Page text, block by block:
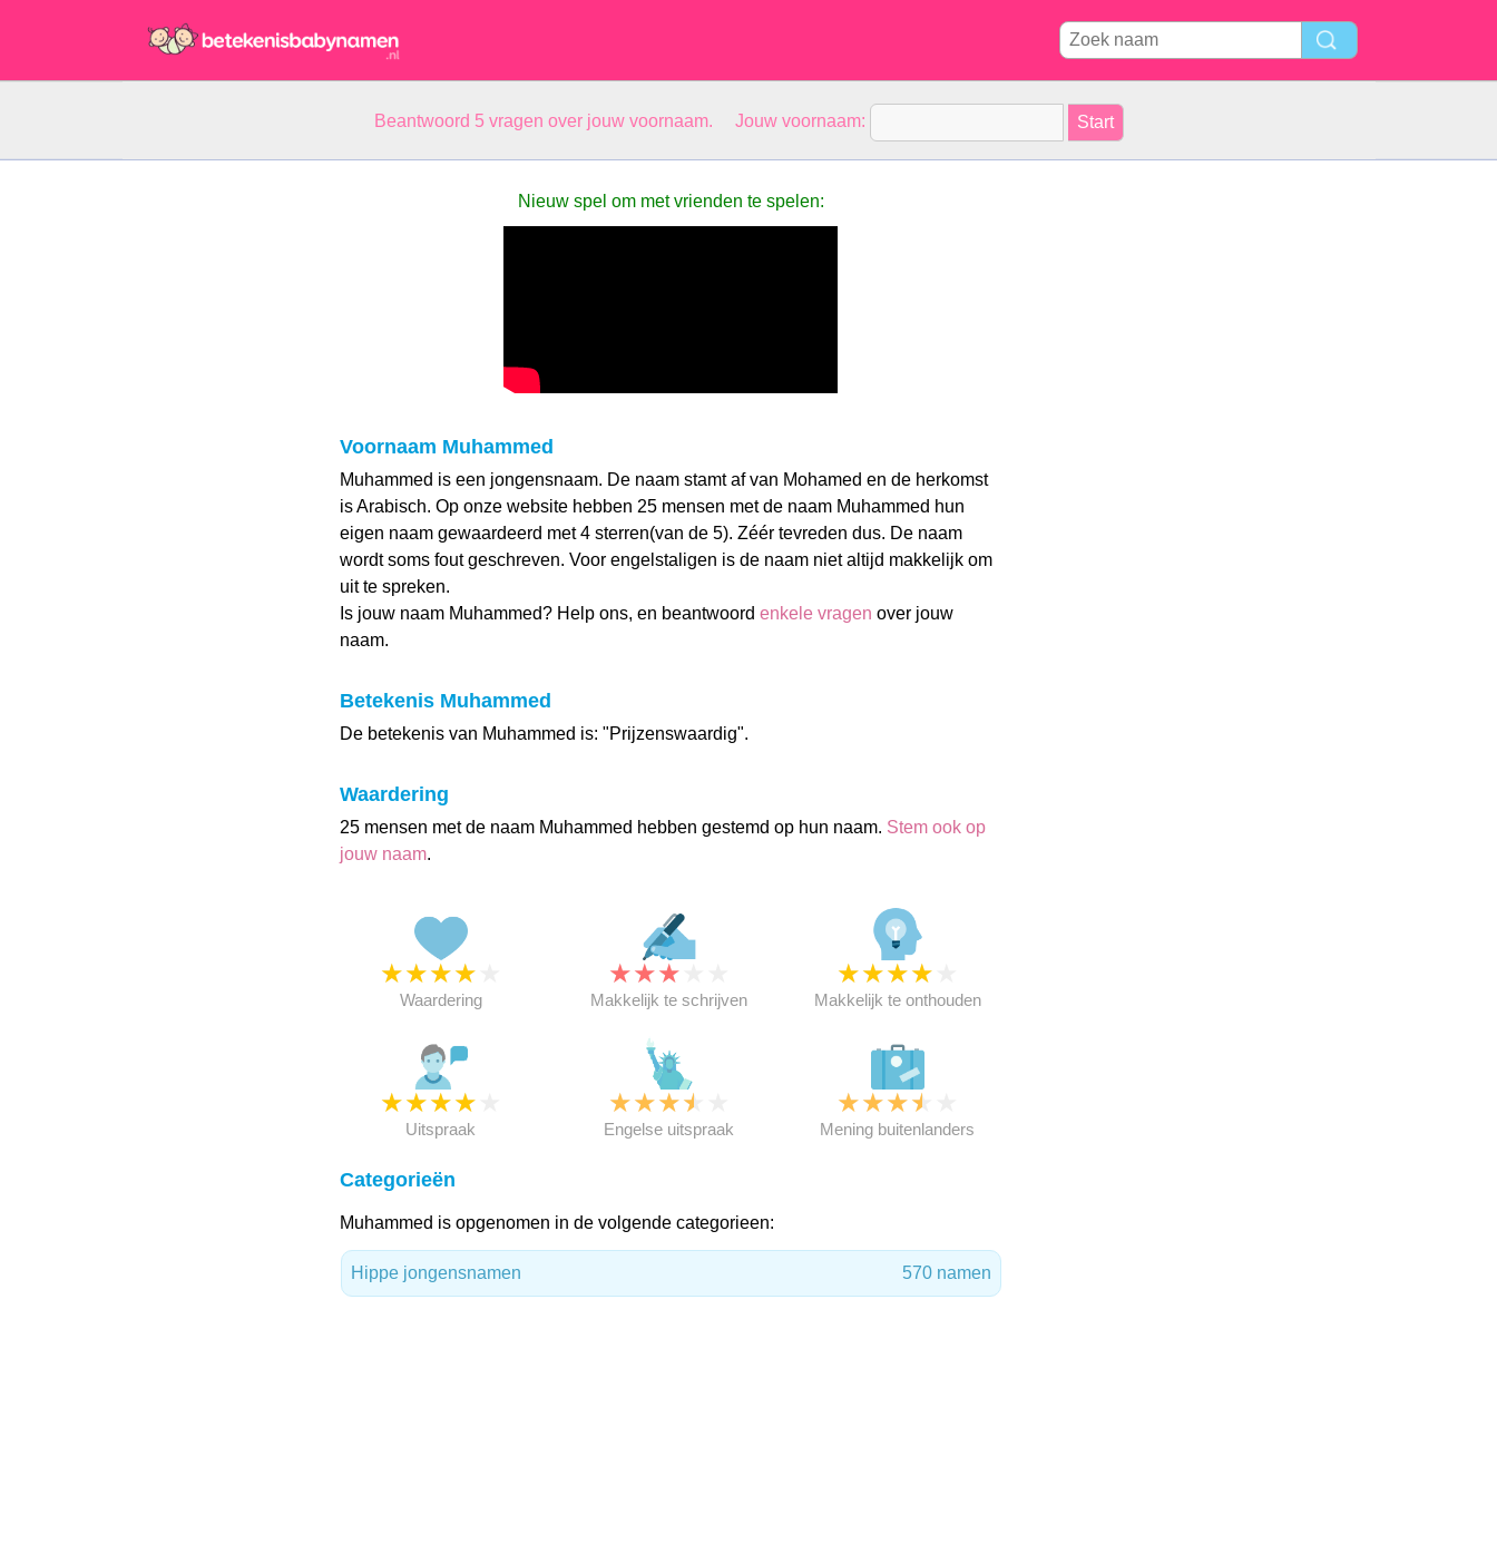
Beantwoord 5 vragen over jouw voornaam. Jouw voornaam:
Nieuw spel om met vrienden te spelen:
Voornaam Muhammed
Muhammed is een jongensnaam. De naam stamt af van Mohamed en de herkomst
is Arabisch. Op onze website hebben 25 mensen met de naam Muhammed hun
eigen naam gewaardeerd met 4 sterren(van de 5). Zéér tevreden dus. De naam
wordt soms fout geschreven. Voor engelstaligen is de naam niet altijd makkelijk om
uit te spreken.
Is jouw naam Muhammed? Help ons, en beantwoord enkele vragen over jouw
naam.
Betekenis Muhammed
De betekenis van Muhammed is: "Prijzenswaardig".
Waardering
25 mensen met de naam Muhammed hebben gestemd op hun naam. Stem ook op
jouw naam.
★★★★
Waardering
★★★
Makkelijk te schrijven
★★★★
Makkelijk te onthouden
★★★★
Uitspraak
★★★★
Engelse uitspraak
★★★★
Mening buitenlanders
Categorieën
Muhammed is opgenomen in de volgende categorieen:
Hippe jongensnamen 570 namen